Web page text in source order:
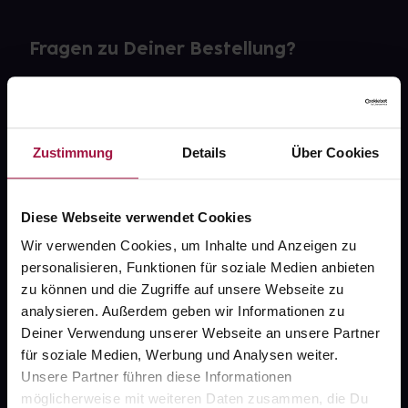
Zustimmung Details Über Cookies
Diese Webseite verwendet Cookies
Wir verwenden Cookies, um Inhalte und Anzeigen zu
personalisieren, Funktionen für soziale Medien anbieten
zu können und die Zugriffe auf unsere Webseite zu
analysieren. Außerdem geben wir Informationen zu
Deiner Verwendung unserer Webseite an unsere Partner
für soziale Medien, Werbung und Analysen weiter.
Unsere Partner führen diese Informationen
möglicherweise mit weiteren Daten zusammen, die Du
Fragen zu Deiner Bestellung?
gesund.de
Über uns
Karriere
Newsletter